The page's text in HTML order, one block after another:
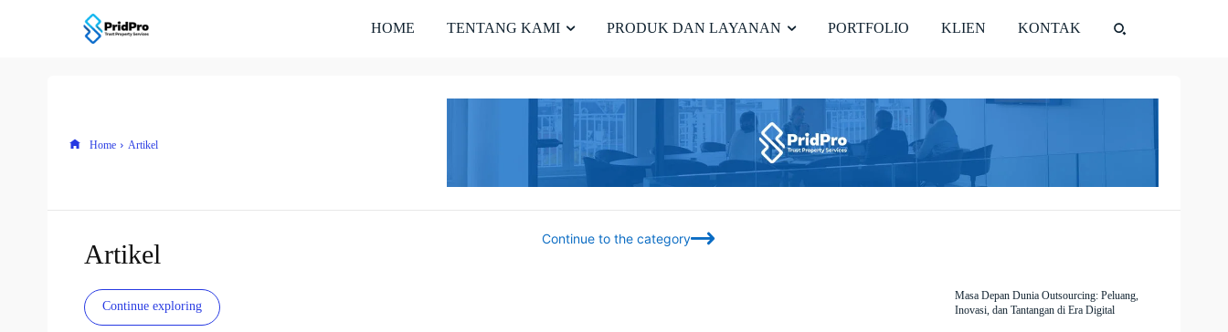
HOME TENTANG KAMI PRODUK DAN LAYANAN PORTFOLIO KLIEN KONTAK
Home Artikel
Artikel
Continue exploring
Continue to the category
Masa Depan Dunia Outsourcing: Peluang,
Inovasi, dan Tantangan di Era Digital